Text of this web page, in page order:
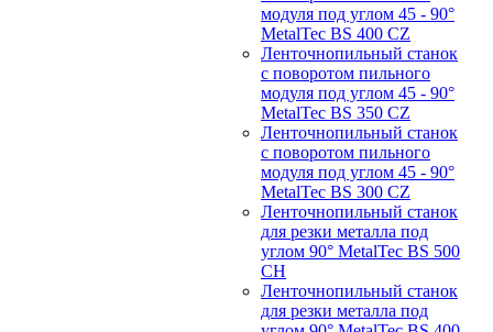
модуля под углом 45 - 90°
MetalTec BS 400 CZ
Ленточнопильный станок
c поворотом пильного
модуля под углом 45 - 90°
MetalTec BS 350 CZ
Ленточнопильный станок
c поворотом пильного
модуля под углом 45 - 90°
MetalTec BS 300 CZ
Ленточнопильный станок
для резки металла под
углом 90° MetalTec BS 500
CH
Ленточнопильный станок
для резки металла под